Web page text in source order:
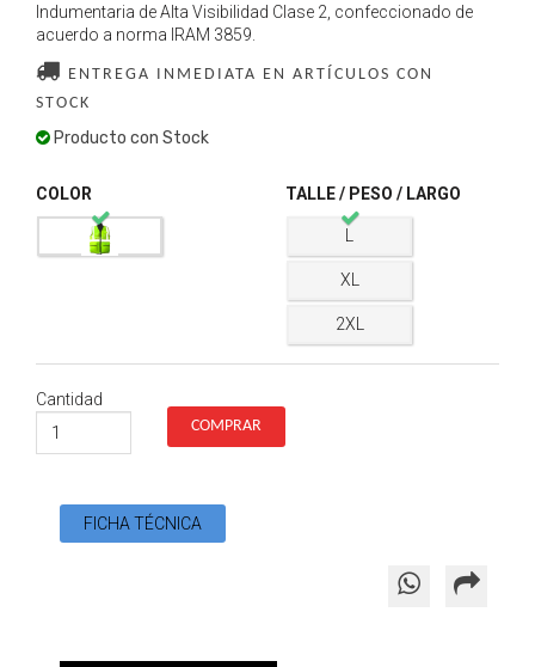
Indumentaria de Alta Visibilidad Clase 2, confeccionado de
acuerdo a norma IRAM 3859.
ENTREGA INMEDIATA EN ARTÍCULOS CON
STOCK
Producto con Stock
COLOR TALLE / PESO / LARGO
XL
2XL
Cantidad
FICHA TÉCNICA